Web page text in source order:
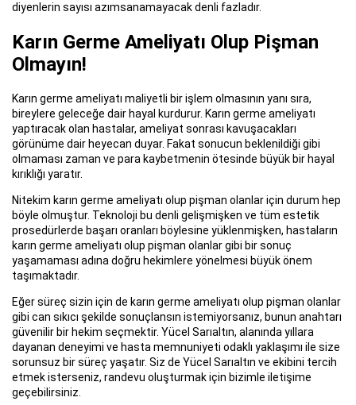
diyenlerin sayısı azımsanamayacak denli fazladır.
Karın Germe Ameliyatı Olup Pişman
Olmayın!
Karın germe ameliyatı maliyetli bir işlem olmasının yanı sıra,
bireylere geleceğe dair hayal kurdurur. Karın germe ameliyatı
yaptıracak olan hastalar, ameliyat sonrası kavuşacakları
görünüme dair heyecan duyar. Fakat sonucun beklenildiği gibi
olmaması zaman ve para kaybetmenin ötesinde büyük bir hayal
kırıklığı yaratır.
Nitekim karın germe ameliyatı olup pişman olanlar için durum hep
böyle olmuştur. Teknoloji bu denli gelişmişken ve tüm estetik
prosedürlerde başarı oranları böylesine yüklenmişken, hastaların
karın germe ameliyatı olup pişman olanlar gibi bir sonuç
yaşamaması adına doğru hekimlere yönelmesi büyük önem
taşımaktadır.
Eğer süreç sizin için de karın germe ameliyatı olup pişman olanlar
gibi can sıkıcı şekilde sonuçlansın istemiyorsanız, bunun anahtarı
güvenilir bir hekim seçmektir. Yücel Sarıaltın, alanında yıllara
dayanan deneyimi ve hasta memnuniyeti odaklı yaklaşımı ile size
sorunsuz bir süreç yaşatır. Siz de Yücel Sarıaltın ve ekibini tercih
etmek isterseniz, randevu oluşturmak için bizimle iletişime
geçebilirsiniz.